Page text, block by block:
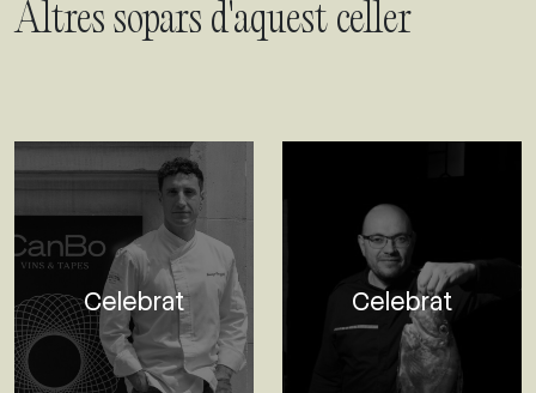
Altres sopars d'aquest celler
Celebrat Celebrat